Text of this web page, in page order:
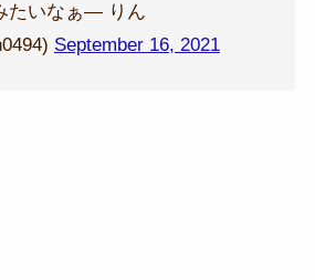
たいなぁ— りん
September 16, 2021